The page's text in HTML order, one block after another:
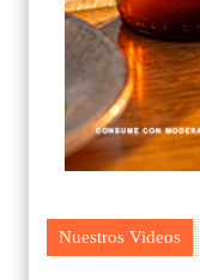
Nuestros Videos